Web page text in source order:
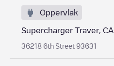
Oppervlak
Supercharger Traver, CA
36218 6th Street 93631